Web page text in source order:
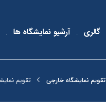
گالری آرشیو نمایشگاه ها
تقویم نمایشگاه خارجی تقویم